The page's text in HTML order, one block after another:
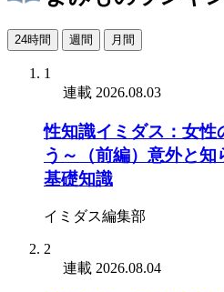
24時間 週間 月間
1
連載 2026.08.03
性知識イミダス：女性
う～（前編）意外と
基礎知識
イミダス編集部
2
連載 2026.08.04